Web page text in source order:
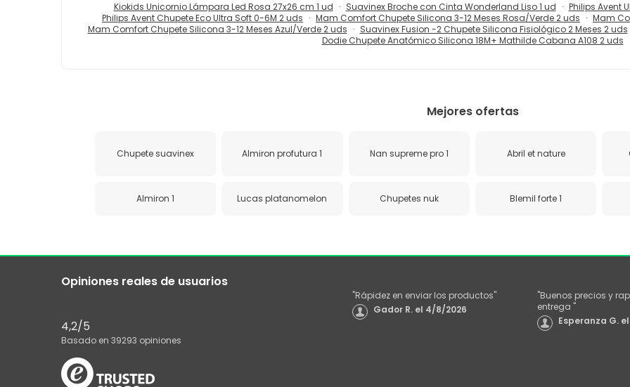
Kiokids Unicornio Lámpara Led Rosa 27x26 cm 1 ud Suavinex Broche con Cinta Wonderland Liso 1 ud
Philips Avent
Philips Avent Chupete Eco Ultra Soft 0-6M 2 uds
Mam Comfort Chupete Silicona 3-12 Meses Rosa/Verde 2 uds
Mam
Mam Comfort Chupete Silicona 3-12 Meses Azul/Verde 2 uds
Suavinex Fusion -2 Chupete Silicona Fisiológico 2 Meses 2 uds
Dodie Chupete Anatómico Silicona 18M+ Mathilde Cabana A108 2 uds
Mejores ofertas
Chupete suavinex Almiron profutura 1 Nan supreme pro 1 Abril et nature
Almiron 1 Lucas platanomelon Chupetes nuk Blemil forte 1
Opiniones reales de usuarios
4,2/5
Basado en 39293 opiniones
"Rápidez en enviar los productos"
Gador R. el 4/8/2026
"Buenos precios y
entrega "
Esperanza G. el